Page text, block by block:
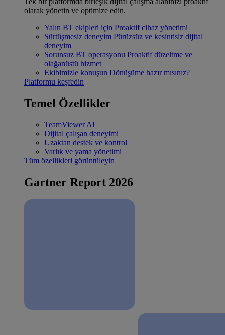
olarak yönetin ve optimize edin.
Yalın BT ekipleri için Proaktif cihaz yönetimi
Sürtüşmesiz deneyim Pürüzsüz ve kesintisiz dijital
deneyim
Sorunsuz BT operasyonu Proaktif düzeltme ve
olağanüstü hizmet
Ekibimizle konuşun Dönüşüme hazır mısınız?
Platformu keşfedin
Temel Özellikler
TeamViewer AI
Dijital çalışan deneyimi
Uzaktan destek ve kontrol
Varlık ve yama yönetimi
Tüm özellikleri görüntüleyin
Gartner Report 2026